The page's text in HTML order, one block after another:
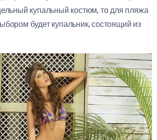
купальный костюм, то для пляжа
будет купальник, состоящий из